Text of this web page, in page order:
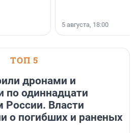
5 августа, 18:00
ТОП 5
дронами и
по одиннадцати
России. Власти
о погибших и раненых